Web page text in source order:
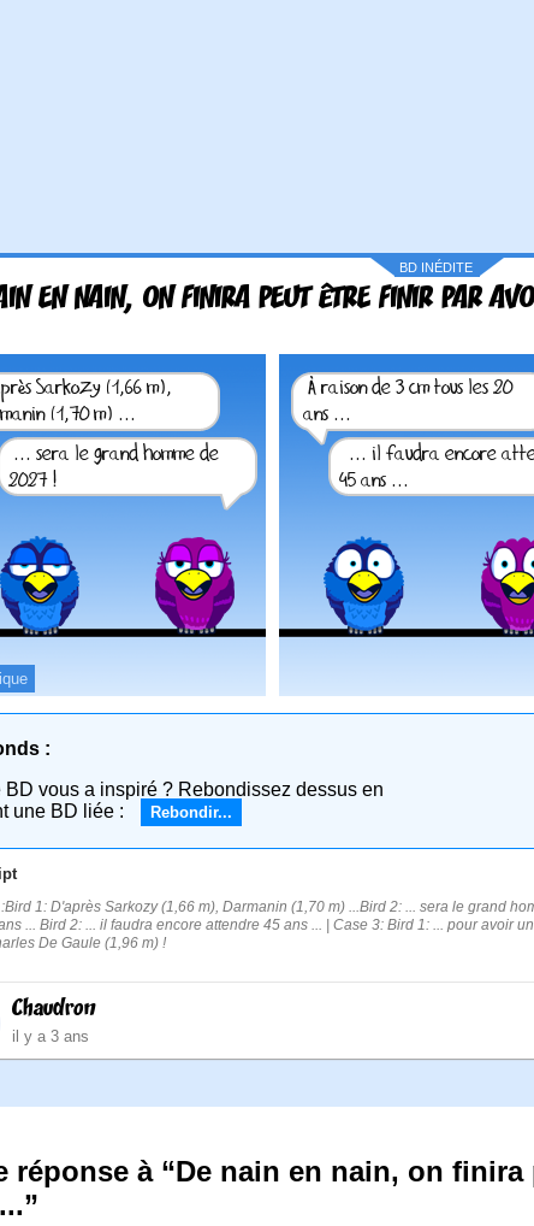
BD INÉDITE
EN NAIN, ON FINIRA PEUT ÊTRE FINIR PAR
:
BD vous a inspiré ? Rebondissez dessus en
une BD liée :
Rebondir...
1: D'après Sarkozy (1,66 m), Darmanin (1,70 m) ...Bird 2: ... sera le grand
... Bird 2: ... il faudra encore attendre 45 ans ... | Case 3: Bird 1: ... pour avoir
De Gaule (1,96 m) !
Chaudron
il y a 3 ans
réponse à “De nain en nain, on